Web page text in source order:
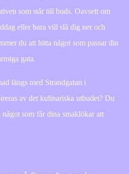
som står till buds. Oavsett om
eller bara vill slå dig ner och
du att hitta något som passar din
gata.
längs med Strandgatan i
av det kulinariska utbudet? Du
som får dina smaklökar att